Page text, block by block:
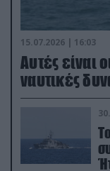
15.07.2026 | 16:03
Aυτές είναι
ναυτικές